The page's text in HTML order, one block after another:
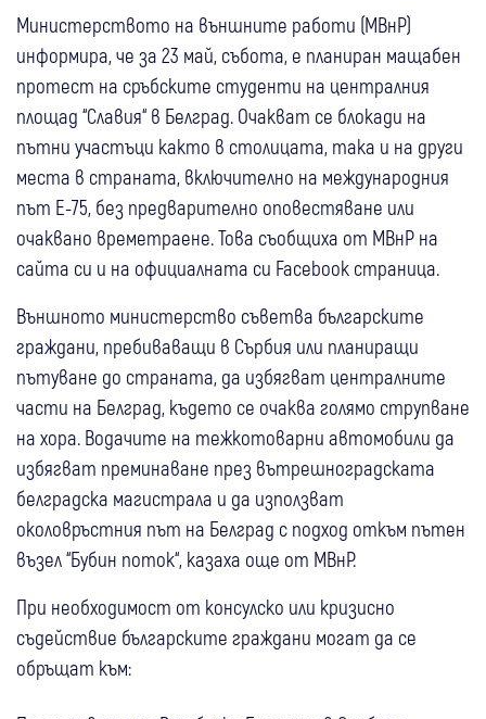
Министерството на външните работи (МВнР)
информира, че за 23 май, събота, е планиран мащабен
протест на сръбските студенти на централния
площад “Славия“ в Белград. Очакват се блокади на
пътни участъци както в столицата, така и на други
места в страната, включително на международния
път Е-75, без предварително оповестяване или
очаквано времетраене. Това съобщиха от МВнР на
сайта си и на официалната си Facebook страница.
Външното министерство съветва българските
граждани, пребиваващи в Сърбия или планиращи
пътуване до страната, да избягват централните
части на Белград, където се очаква голямо струпване
на хора. Водачите на тежкотоварни автомобили да
избягват преминаване през вътрешноградската
белградска магистрала и да използват
околовръстния път на Белград с подход откъм пътен
възел “Бубин поток“, казаха още от МВнР.
При необходимост от консулско или кризисно
съдействие българските граждани могат да се
обръщат към: